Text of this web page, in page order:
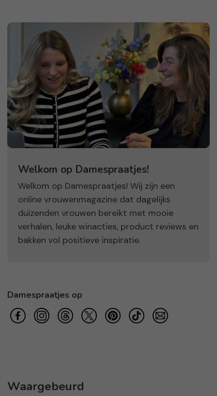
Welkom op Damespraatjes!
Welkom op Damespraatjes! Wij zijn een
online vrouwenmagazine dat dagelijks
duizenden vrouwen bereikt met mooie
verhalen, leuke winacties, product reviews en
bakken vol positieve inspiratie.
Damespraatjes op
Waargebeurd